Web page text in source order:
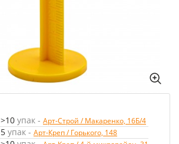
>10 упак - Арт-Строй / Макаренко, 16Б/4
5 упак - Арт-Креп / Горького, 148